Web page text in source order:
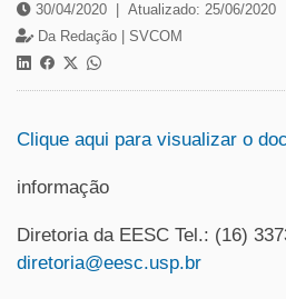
30/04/2020
Atualizado: 25/06/2020
Da Redação | SVCOM
Clique aqui para visualizar o
informação
Diretoria da EESC Tel.: (16)
diretoria@eesc.usp.br